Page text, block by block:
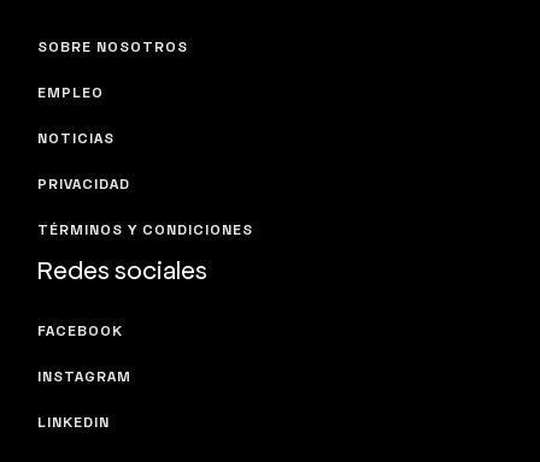
SOBRE NOSOTROS
EMPLEO
NOTICIAS
PRIVACIDAD
TÉRMINOS Y CONDICIONES
Redes sociales
FACEBOOK
INSTAGRAM
LINKEDIN